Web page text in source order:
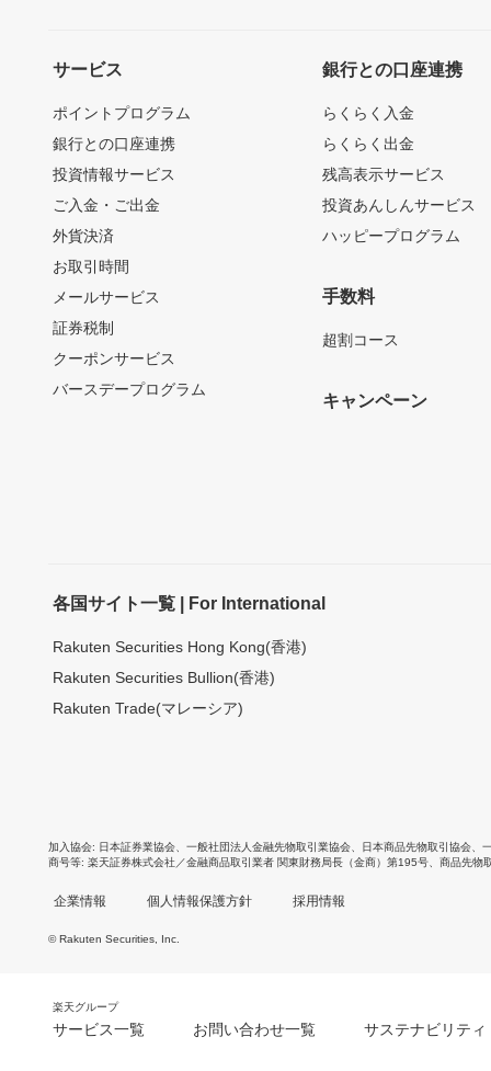
サービス
ポイントプログラム
銀行との口座連携
投資情報サービス
ご入金・ご出金
外貨決済
お取引時間
メールサービス
証券税制
クーポンサービス
バースデープログラム
銀行との口座連携
らくらく入金
らくらく出金
残高表示サービス
投資あんしんサービス
ハッピープログラム
手数料
超割コース
キャンペーン
各国サイト一覧 | For International
Rakuten Securities Hong Kong(香港)
Rakuten Securities Bullion(香港)
Rakuten Trade(マレーシア)
加入協会 日本証券業協会 一般社団法人金融先物取引業協会 日本商品先物取引協会
商号等 楽天証券株式会社／金融商品取引業者 関東財務局長（金商）第195号、商品先物
企業情報 個人情報保護方針 採用情報
© Rakuten Securities, Inc.
楽天グループ
サービス一覧 お問い合わせ一覧 サステナビリティ